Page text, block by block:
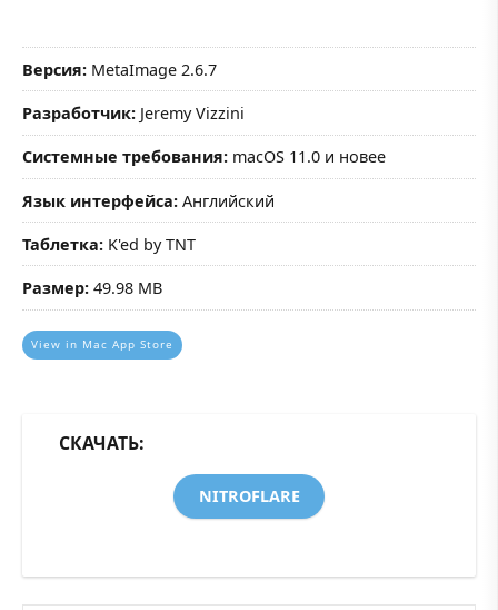
Версия: MetaImage 2.6.7
Разработчик: Jeremy Vizzini
Системные требования: macOS 11.0 и новее
Язык интерфейса: Английский
Таблетка: K'ed by TNT
Размер: 49.98 MB
View in Mac App Store
СКАЧАТЬ:
NITROFLARE